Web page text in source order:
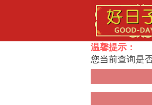
温馨提示：
您当前查询是